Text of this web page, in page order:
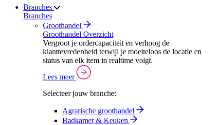
Branches
Branches
Groothandel
Groothandel Overzicht
Vergroot je ordercapaciteit en verhoog de
klanttevredenheid terwijl je moeiteloos de locatie en
status van elk item in realtime volgt.
Lees meer
Selecteer jouw branche:
Agrarische groothandel
Badkamer & Keuken